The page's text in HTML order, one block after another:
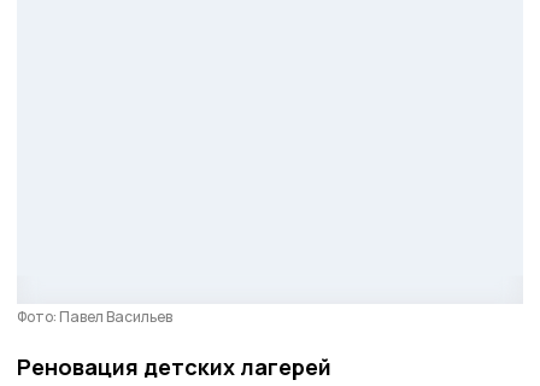
Фото: Павел Васильев
Реновация детских лагерей